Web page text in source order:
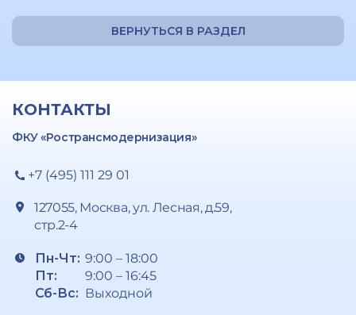
ВЕРНУТЬСЯ В РАЗДЕЛ
КОНТАКТЫ
ФКУ «Ространсмодернизация»
+7 (495) 111 29 01
127055, Москва, ул. Лесная, д.59,
стр.2-4
Пн-Чт:
Пт:
Сб-Вс:
9:00 – 18:00
9:00 – 16:45
Выходной